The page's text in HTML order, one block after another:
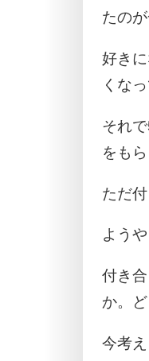
たの
好き
くな
それ
をも
ただ
よう
付き
か。
今考